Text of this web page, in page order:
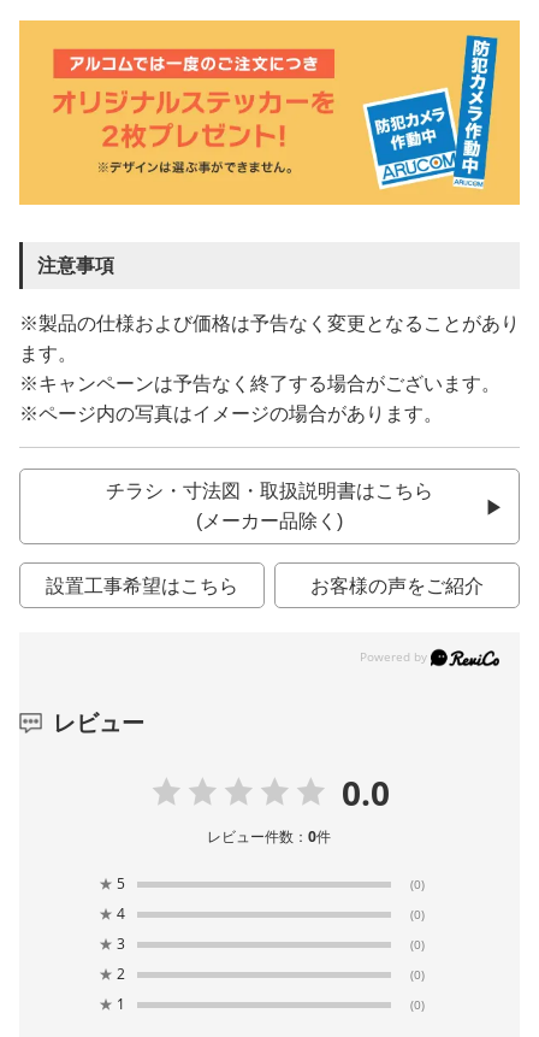
注意事項
※製品の仕様および価格は予告なく変更となることがあり
ます。
※キャンペーンは予告なく終了する場合がございます。
※ページ内の写真はイメージの場合があります。
チラシ・寸法図・取扱説明書はこちら
(メーカー品除く)
設置工事希望はこちら お客様の声をご紹介
レビュー
0.0
レビュー件数：0件
★ 5 (0)
★ 4 (0)
★ 3 (0)
★ 2 (0)
★ 1 (0)